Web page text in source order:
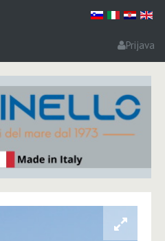
Prijava